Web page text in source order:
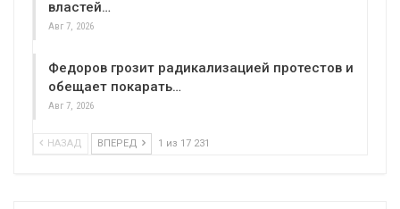
властей…
Авг 7, 2026
Федоров грозит радикализацией протестов и
обещает покарать…
Авг 7, 2026
НАЗАД ВПЕРЕД 1 из 17 231